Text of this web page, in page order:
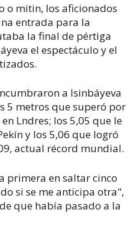
o mitin, los aficionados
entrada para la
la final de pértiga
el espectáculo y el
a Isinbáyeva
5 metros que superó por
Lndres; los 5,05 que le
y los 5,06 que logró
actual récord mundial.
primera en saltar cinco
si se me anticipa otra",
que había pasado a la